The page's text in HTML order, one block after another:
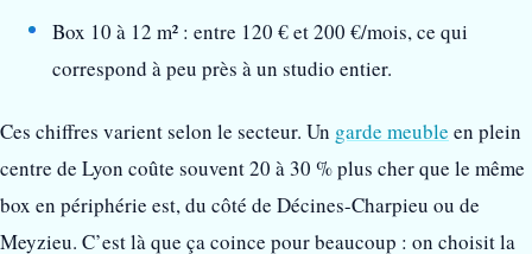
Box 10 à 12 m² : entre 120 € et 200 €/mois, ce qui
correspond à peu près à un studio entier.
Ces chiffres varient selon le secteur. Un garde meuble en plein
centre de Lyon coûte souvent 20 à 30 % plus cher que le même
box en périphérie est, du côté de Décines-Charpieu ou de
Meyzieu. C’est là que ça coince pour beaucoup : on choisit la